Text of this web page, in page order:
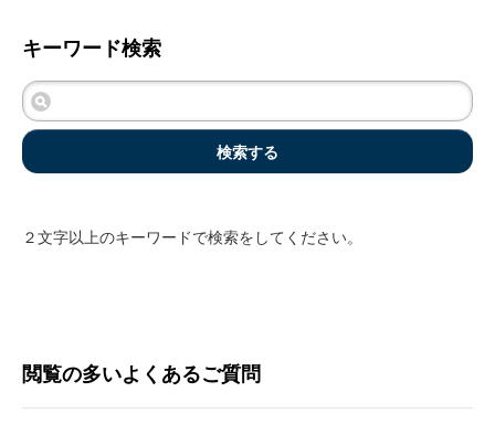
キーワード検索
検索する
２文字以上のキーワードで検索をしてください。
閲覧の多いよくあるご質問